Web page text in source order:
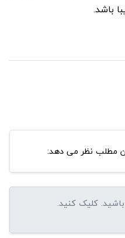
باشد.
مطلب نظر می دهد: